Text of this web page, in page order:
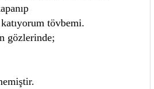
tövbemi.
gözlerinde;